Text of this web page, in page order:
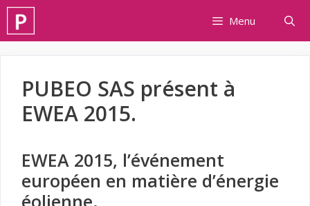
Aller
contenu
Menu
PUBEO SAS présent à
EWEA 2015.
EWEA 2015, l’événement
européen en matière d’énergie
éolienne.